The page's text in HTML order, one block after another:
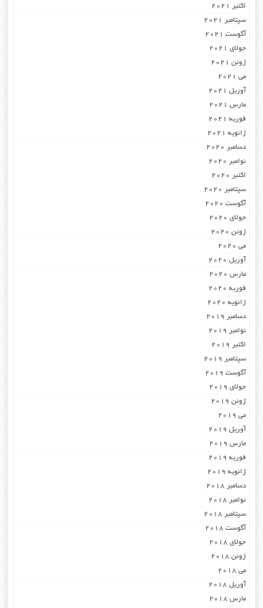
اکتبر 2021
سپتامبر 2021
آگوست 2021
جولای 2021
ژوئن 2021
می 2021
آوریل 2021
مارس 2021
فوریه 2021
ژانویه 2021
دسامبر 2020
نوامبر 2020
اکتبر 2020
سپتامبر 2020
آگوست 2020
جولای 2020
ژوئن 2020
می 2020
آوریل 2020
مارس 2020
فوریه 2020
ژانویه 2020
دسامبر 2019
نوامبر 2019
اکتبر 2019
سپتامبر 2019
آگوست 2019
جولای 2019
ژوئن 2019
می 2019
آوریل 2019
مارس 2019
فوریه 2019
ژانویه 2019
دسامبر 2018
نوامبر 2018
سپتامبر 2018
آگوست 2018
جولای 2018
ژوئن 2018
می 2018
آوریل 2018
مارس 2018